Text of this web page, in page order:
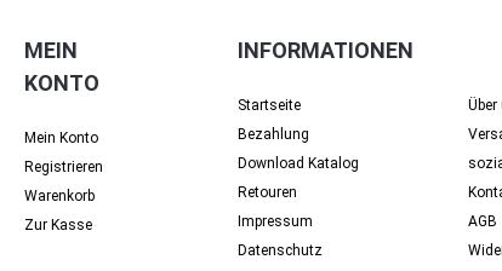
MEIN
KONTO
Mein Konto
Registrieren
Warenkorb
Zur Kasse
INFORMATIONEN
Startseite
Über
Bezahlung
Download Katalog
Retouren
Impressum
AGB
Datenschutz